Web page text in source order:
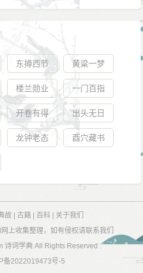
东撙西节 黄粱一梦
楼兰勋业 一门百指
开卷有得 出头无日
龙钟老态 酉穴藏书
故 古籍 百科
关于我们
上收集整理，如有侵权请联系我们
诗词学典 All Rights Reserved .
备2022019473号-5